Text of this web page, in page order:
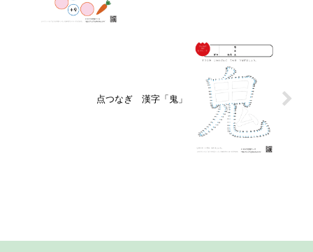
点つなぎ 漢字「鬼」